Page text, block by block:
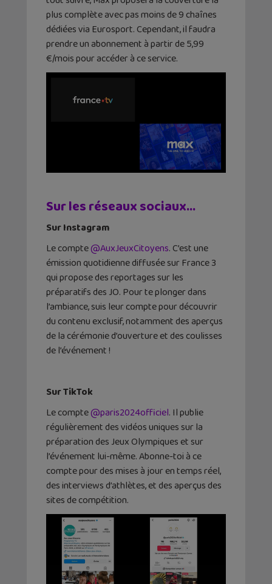
plus complète avec pas moins de 9 chaînes
dédiées via Eurosport. Cependant, il faudra
prendre un abonnement à partir de 5,99
€/mois pour accéder à ce service.
Sur les réseaux sociaux…
Sur Instagram
Le compte@AuxJeuxCitoyens. C’est une
émission quotidienne diffusée sur France 3
qui propose des reportages sur les
préparatifs des JO. Pour te plonger dans
l’ambiance, suis leur compte pour découvrir
du contenu exclusif, notamment des aperçus
de la cérémonie d’ouverture et des coulisses
de l’événement !
Sur TikTok
Le compte@paris2024officiel. Il publie
régulièrement des vidéos uniques sur la
préparation des Jeux Olympiques et sur
l’événement lui-même. Abonne-toi à ce
compte pour des mises à jour en temps réel,
des interviews d’athlètes, et des aperçus des
sites de compétition.